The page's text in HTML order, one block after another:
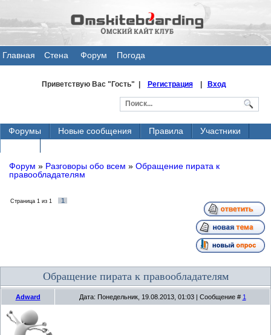
Главная
Стена
Форум Погода
Приветствую Вас"Гость" | Регистрация| Вход
Форумы Новые сообщения Правила
Участники
Форум » Разговоры обо всем » Обращение пирата к
правообладателям
Страница 1 из 1 1
Обращение пирата к правообладателям
Adward Дата: Понедельник, 19.08.2013, 01:03 | Сообщение # 1